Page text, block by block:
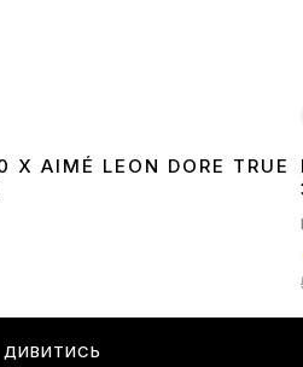
X AIMÉ LEON DORE TRUE
ДИВИТИСЬ